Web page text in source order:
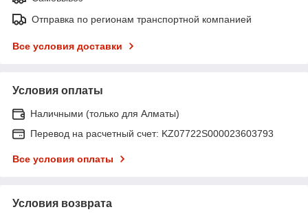
Отправка по регионам транспортной компанией
Все условия доставки
Условия оплаты
Наличными (только для Алматы)
Перевод на расчетный счет: KZ07722S000023603793
Все условия оплаты
Условия возврата